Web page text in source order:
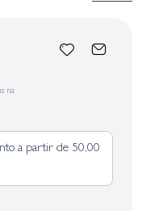
na
a partir de 50,00